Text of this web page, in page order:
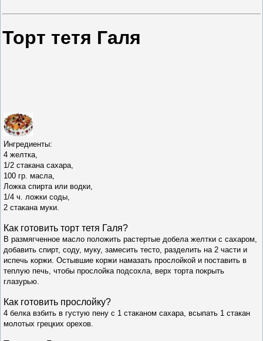
Торт тетя Галя
Ингредиенты:
4 желтка,
1/2 стакана сахара,
100 гр. масла,
Ложка спирта или водки,
1/4 ч. ложки соды,
2 стакана муки.
Как готовить торт тетя Галя?
В размягченное масло положить растертые добела желтки с сахаром,
добавить спирт, соду, муку, замесить тесто, разделить на 2 части и
испечь коржи. Остывшие коржи намазать прослойкой и поставить в
теплую печь, чтобы прослойка подсохла, верх торта покрыть
глазурью.
Как готовить прослойку?
4 белка взбить в густую пену с 1 стаканом сахара, всыпать 1 стакан
молотых грецких орехов.